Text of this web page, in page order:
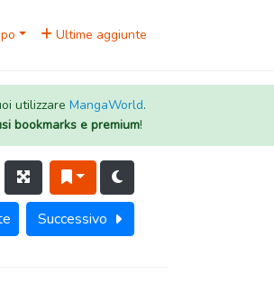
Ultime aggiunte
utilizzare MangaWorld.
bookmarks e premium!
Successivo